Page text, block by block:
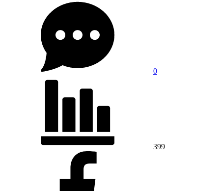
0
399